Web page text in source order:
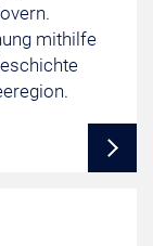
mithilfe